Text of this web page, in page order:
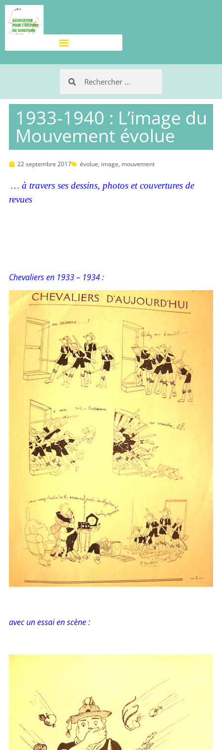
1933-1940 : L’image du
Mouvement évolue
22 septembre 2017 évolue, image, mouvement
… à travers ses dessins, photos et couvertures de
revues
Chevaliers en 1933 – 1934 :
avec un essai en scène :